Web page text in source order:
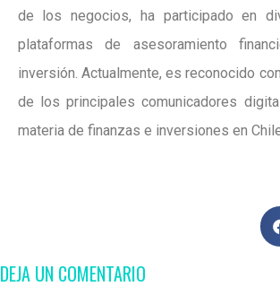
de los negocios, ha participado en
plataformas de asesoramiento
inversión. Actualmente, es reconocido
de los principales comunicadores
materia de finanzas e inversiones en
DEJA UN COMENTARIO